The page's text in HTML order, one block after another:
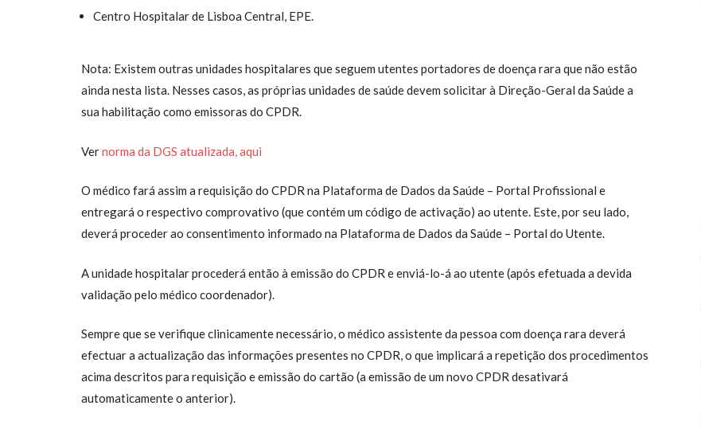
Centro Hospitalar de Lisboa Central, EPE.
Nota: Existem outras unidades hospitalares que seguem utentes portadores de doença rara que não estão
ainda nesta lista. Nesses casos, as próprias unidades de saúde devem solicitar à Direção-Geral da Saúde a
sua habilitação como emissoras do CPDR.
Vernorma da DGS atualizada, aqui
O médico fará assim a requisição do CPDR na Plataforma de Dados da Saúde – Portal Profissional e
entregará o respectivo comprovativo (que contém um código de activação) ao utente. Este, por seu lado,
deverá proceder ao consentimento informado na Plataforma de Dados da Saúde – Portal do Utente.
A unidade hospitalar procederá então à emissão do CPDR e enviá-lo-á ao utente (após efetuada a devida
validação pelo médico coordenador).
Sempre que se verifique clinicamente necessário, o médico assistente da pessoa com doença rara deverá
efectuar a actualização das informações presentes no CPDR, o que implicará a repetição dos procedimentos
acima descritos para requisição e emissão do cartão (a emissão de um novo CPDR desativará
automaticamente o anterior).